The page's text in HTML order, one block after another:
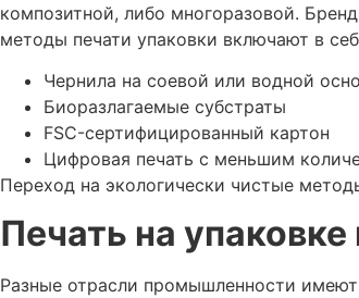
композитной, либо многоразовой.
методы печати упаковки включают в
Чернила на соевой или водной
Биоразлагаемые субстраты
FSC-сертифицированный картон
Цифровая печать с меньшим
Переход на экологически чистые
Печать на
Разные отрасли промышленности имеют